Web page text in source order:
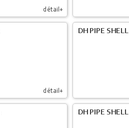
détail+
détail+
DH PIPE SHELL
DH PIPE